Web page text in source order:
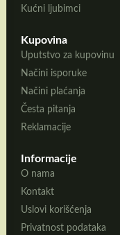
Kućni ljubimci
Kupovina
Uputstvo za kupovinu
Načini isporuke
Načini plaćanja
Česta pitanja
Reklamacije
Informacije
O nama
Kontakt
Uslovi korišćenja
Privatnost podataka